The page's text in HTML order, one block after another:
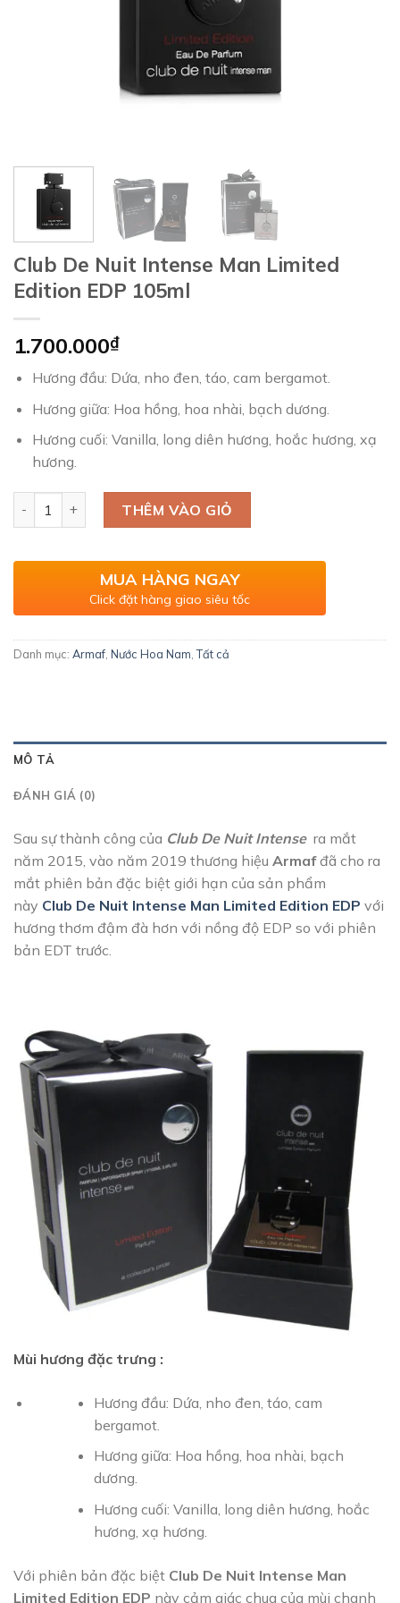
Club De Nuit Intense Man Limited
Edition EDP 105ml
1.700.000₫
Hương đầu: Dứa, nho đen, táo, cam bergamot.
Hương giữa: Hoa hồng, hoa nhài, bạch dương.
Hương cuối: Vanilla, long diên hương, hoắc hương, xạ
hương.
Club De Nuit Intense Man Limited Edition EDP 105ml số
THÊM VÀO GIỎ
MUA HÀNG NGAY
Click đặt hàng giao siêu tốc
Danh mục: Armaf Nước Hoa Nam ,Tất cả
MÔ TẢ
ĐÁNH GIÁ (0)
Sau sự thành công của Club De Nuit Intense ra mắt
năm 2015, vào năm 2019 thương hiệu Armafđã cho ra
mắt phiên bản đặc biệt giới hạn của sản phẩm
này Club De Nuit Intense Man Limited Edition EDP với
hương thơm đậm đà hơn với nồng độ EDP so với phiên
bản EDT trước.
Mùi hương đặc trưng :
Hương đầu: Dứa, nho đen, táo, cam
bergamot.
Hương giữa: Hoa hồng, hoa nhài, bạch
dương.
Hương cuối: Vanilla, long diên hương, hoắc
hương, xạ hương.
Với phiên bản đặc biệt Club De Nuit Intense Man
Limited Edition EDP này cảm giác chua của mùi chanh